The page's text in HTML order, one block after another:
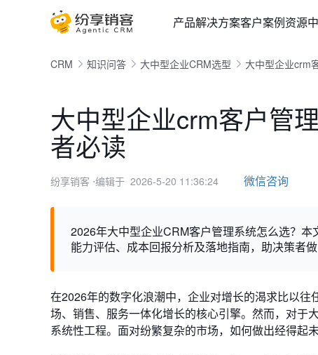
产品解决方案客户案例资源
CRM 知识问答 大中型企业CRM选型 大中型企业crm
大中型企业crm客户管
者必读
纷享销客 ⋅编辑于 2026-5-20 11:36:24 微信咨询
2026年大中型企业CRM客户管理系统怎么选？
能力评估、成本回报分析及落地指南，助决策者
在2026年的数字化浪潮中，企业对增长的渴求比以
场、销售、服务一体化增长的核心引擎。然而，对于
系统性工程。面对纷繁复杂的市场，如何做出经得起